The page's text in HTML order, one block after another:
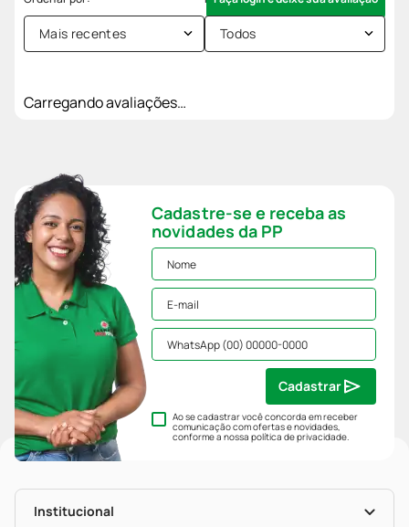
Mais recentes Todos
Carregando avaliações…
Cadastre-se e receba as
novidades da PP
Ao se cadastrar você concorda em receber
comunicação com ofertas e novidades,
conforme a nossapolítica de privacidade.
Cadastrar
Institucional